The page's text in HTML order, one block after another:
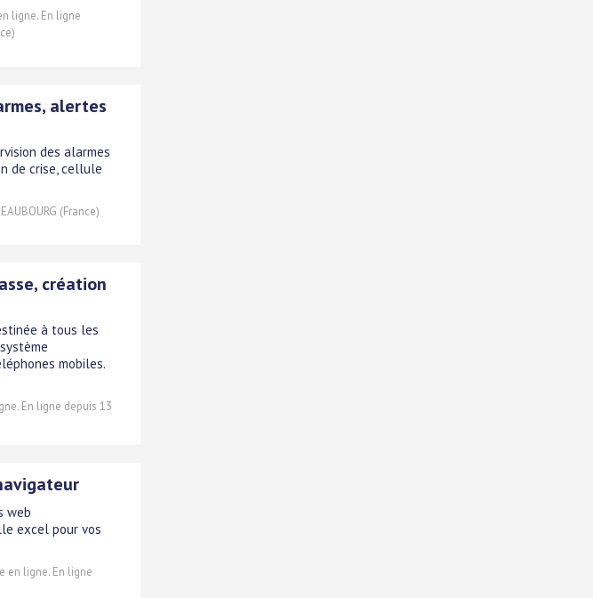
ligne. En ligne
alertes
des alarmes
de crise, cellule
(France)
création
à tous les
mobiles.
En ligne depuis 13
web
excel pour vos
en ligne. En ligne